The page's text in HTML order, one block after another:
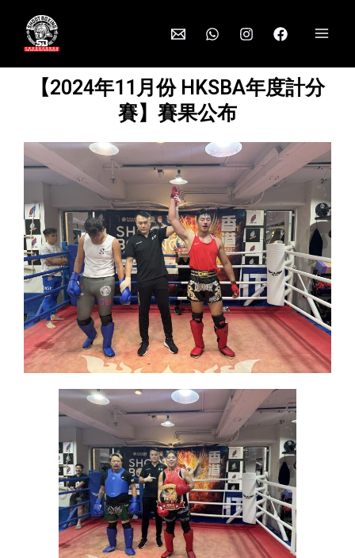
【2024年11月份 HKSBA年度計分
賽】賽果公布